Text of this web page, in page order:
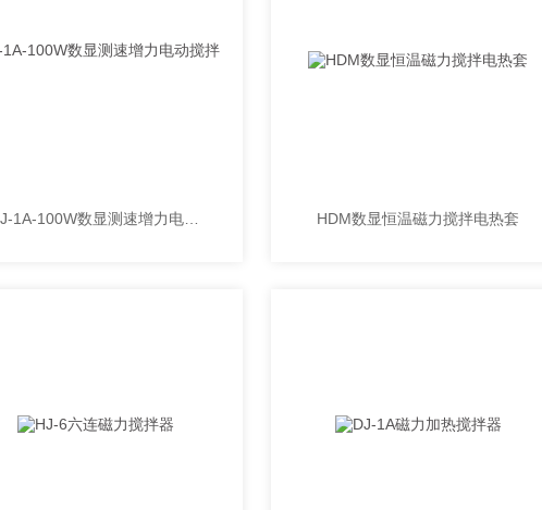
HDM数显恒温磁力搅拌电热套